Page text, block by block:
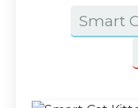
Smart